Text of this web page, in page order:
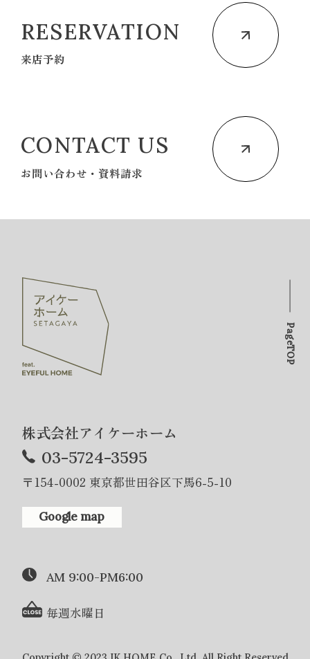
RESERVATION
来店予約
CONTACT US
お問い合わせ・資料請求
株式会社アイケーホーム
03-5724-3595
〒154-0002 東京都世田谷区下馬6-5-10
Google map
AM 9:00-PM6:00
毎週水曜日
PageTOP